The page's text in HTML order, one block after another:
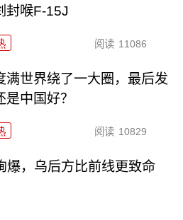
封喉F-15J
阅读 11086
满世界绕了一大圈，最后发
是中国好？
阅读 10829
爆，乌后方比前线更致命